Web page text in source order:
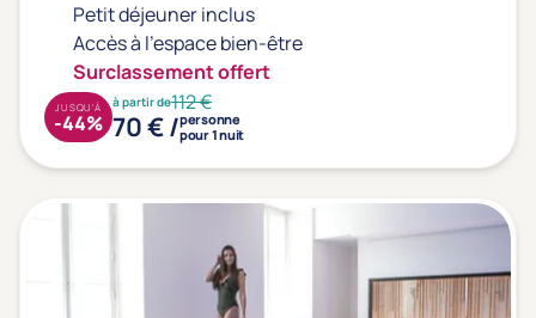
Vente Flash & Promo
Offres spéciales Solo
Distance de chez vous
Établissements proches de chez moi
Petit déjeuner inclus
Accès à l'espace bien-être
Surclassement offert
à partir de112 €
70 € /personne
pour 1 nuit
JUSQU'À
-44%